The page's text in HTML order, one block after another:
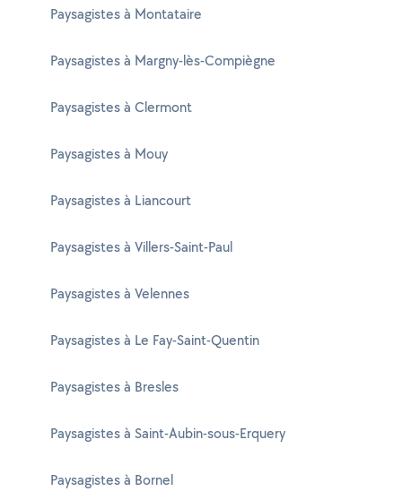
Paysagistes à Montataire
Paysagistes à Margny-lès-Compiègne
Paysagistes à Clermont
Paysagistes à Mouy
Paysagistes à Liancourt
Paysagistes à Villers-Saint-Paul
Paysagistes à Velennes
Paysagistes à Le Fay-Saint-Quentin
Paysagistes à Bresles
Paysagistes à Saint-Aubin-sous-Erquery
Paysagistes à Bornel